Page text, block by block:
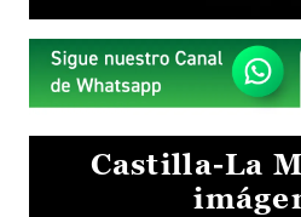
Castilla-La